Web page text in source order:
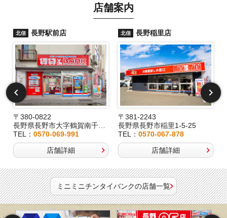
店舗案内
北信 長野駅前店
〒380-0822
長野県長野市大字鶴賀南千歳町826
TEL： 0570-069-991
店舗詳細
北信 長野稲里店
〒381-2243
長野県長野市稲里1-5-25
TEL：0570-067-878
店舗詳細
ミニミニチンタイバンクの店舗一覧